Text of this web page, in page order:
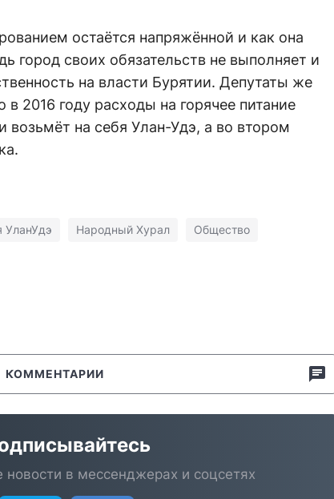
остаётся напряжённой и как она
город своих обязательств не выполняет и
на власти Бурятии. Депутаты же
в 2016 году расходы на горячее питание
возьмёт на себя Улан-Удэ, а во втором
УланУдэ Народный Хурал Общество
КОММЕНТАРИИ
новости в мессенджерах и соцсетях